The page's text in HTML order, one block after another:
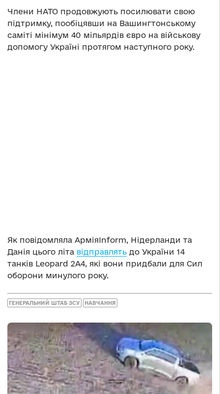
Члени НАТО продовжують посилювати свою
підтримку, пообіцявши на Вашингтонському
саміті мінімум 40 мільярдів євро на військову
допомогу Україні протягом наступного року.
Як повідомляла АрміяInform, Нідерланди та
Данія цього літа відправлять до України 14
танків Leopard 2A4, які вони придбали для Сил
оборони минулого року.
ГЕНЕРАЛЬНИЙ ШТАБ ЗСУ НАВЧАННЯ